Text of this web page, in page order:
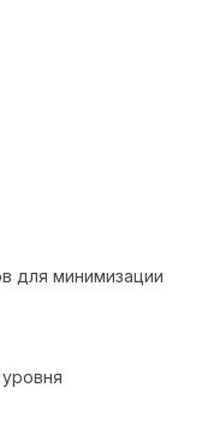
для минимизации